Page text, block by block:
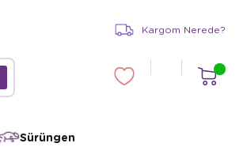
Kargom Nerede?
Sürüngen